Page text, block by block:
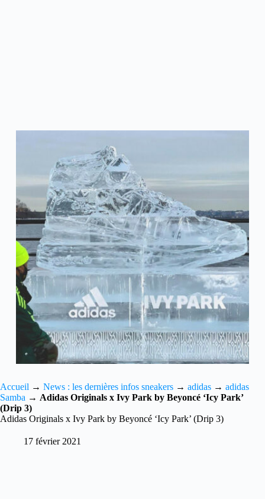
Accueil → News : les dernières infos sneakers → adidas → adidas
Samba → Adidas Originals x Ivy Park by Beyoncé ‘Icy Park’
(Drip 3)
Adidas Originals x Ivy Park by Beyoncé ‘Icy Park’ (Drip 3)
17 février 2021